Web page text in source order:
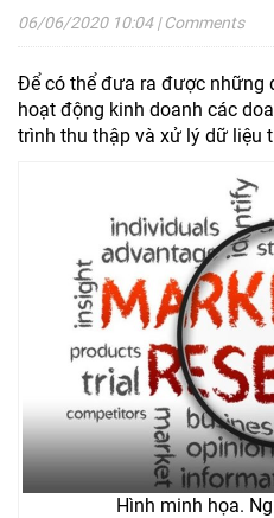
06/06/202010:04| Comments
Để có thể đưa ra được những
hoạt động kinh doanh các
trình thu thập và xử lý dữ liệu
Hình minh họa.